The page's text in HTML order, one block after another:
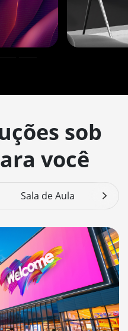
sob
Sala de Aula